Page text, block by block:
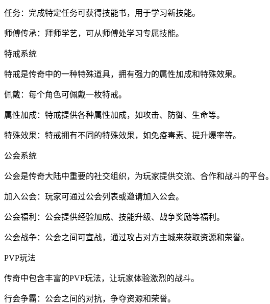
任务：完成特定任务可获得技能书，用于学习新技能。
师傅传承：拜师学艺，可从师傅处学习专属技能。
特戒系统
特戒是传奇中的一种特殊道具，拥有强力的属性加成和特殊效果。
佩戴：每个角色可佩戴一枚特戒。
属性加成：特戒提供各种属性加成，如攻击、防御、生命等。
特殊效果：特戒拥有不同的特殊效果，如免疫毒素、提升爆率等。
公会系统
公会是传奇大陆中重要的社交组织，为玩家提供交流、合作和战斗的平台。
加入公会：玩家可通过公会列表或邀请加入公会。
公会福利：公会提供经验加成、技能升级、战争奖励等福利。
公会战争：公会之间可宣战，通过攻占对方主城来获取资源和荣誉。
PVP玩法
传奇中包含丰富的PVP玩法，让玩家体验激烈的战斗。
行会争霸：公会之间的对抗，争夺资源和荣誉。